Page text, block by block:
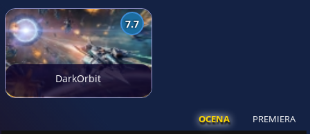
7.7
DarkOrbit
OCENA PREMIERA